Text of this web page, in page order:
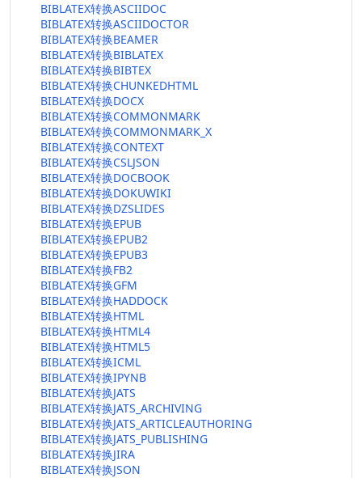
BIBLATEX转换ASCIIDOC
BIBLATEX转换ASCIIDOCTOR
BIBLATEX转换BEAMER
BIBLATEX转换BIBLATEX
BIBLATEX转换BIBTEX
BIBLATEX转换CHUNKEDHTML
BIBLATEX转换DOCX
BIBLATEX转换COMMONMARK
BIBLATEX转换COMMONMARK_X
BIBLATEX转换CONTEXT
BIBLATEX转换CSLJSON
BIBLATEX转换DOCBOOK
BIBLATEX转换DOKUWIKI
BIBLATEX转换DZSLIDES
BIBLATEX转换EPUB
BIBLATEX转换EPUB2
BIBLATEX转换EPUB3
BIBLATEX转换FB2
BIBLATEX转换GFM
BIBLATEX转换HADDOCK
BIBLATEX转换HTML
BIBLATEX转换HTML4
BIBLATEX转换HTML5
BIBLATEX转换ICML
BIBLATEX转换IPYNB
BIBLATEX转换JATS
BIBLATEX转换JATS_ARCHIVING
BIBLATEX转换JATS_ARTICLEAUTHORING
BIBLATEX转换JATS_PUBLISHING
BIBLATEX转换JIRA
BIBLATEX转换JSON